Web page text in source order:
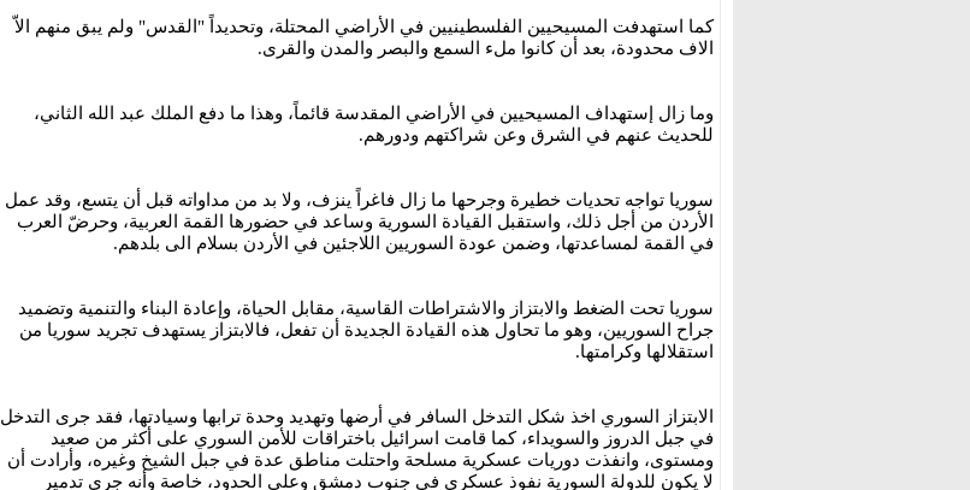
كما استهدفت المسيحيين الفلسطينيين في الأراضي المحتلة، وتحديداً "القدس" ولم يبق منهم الاّ
الاف محدودة، بعد أن كانوا ملء السمع والبصر والمدن والقرى.
وما زال إستهداف المسيحيين في الأراضي المقدسة قائماً، وهذا ما دفع الملك عبد الله الثاني،
للحديث عنهم في الشرق وعن شراكتهم ودورهم.
سوريا تواجه تحديات خطيرة وجرحها ما زال فاغراً ينزف، ولا بد من مداواته قبل أن يتسع، وقد عمل
الأردن من أجل ذلك، واستقبل القيادة السورية وساعد في حضورها القمة العربية، وحرضّ العرب
في القمة لمساعدتها، وضمن عودة السوريين اللاجئين في الأردن بسلام الى بلدهم.
سوريا تحت الضغط والابتزاز والاشتراطات القاسية، مقابل الحياة، وإعادة البناء والتنمية وتضميد
جراح السوريين، وهو ما تحاول هذه القيادة الجديدة أن تفعل، فالابتزاز يستهدف تجريد سوريا من
استقلالها وكرامتها.
الابتزاز السوري اخذ شكل التدخل السافر في أرضها وتهديد وحدة ترابها وسيادتها، فقد جرى التدخل
في جبل الدروز والسويداء، كما قامت اسرائيل باختراقات للأمن السوري على أكثر من صعيد
ومستوى، وانفذت دوريات عسكرية مسلحة واحتلت مناطق عدة في جبل الشيخ وغيره، وأرادت أن
لا يكون للدولة السورية نفوذ عسكري في جنوب دمشق وعلى الحدود، خاصة وأنه جرى تدمير